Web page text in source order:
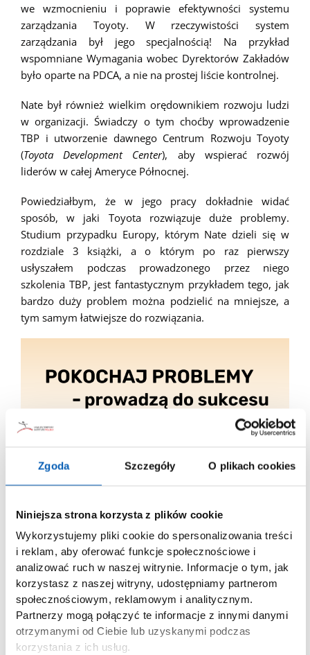
Zgoda Szczegóły O plikach cookies
Niniejsza strona korzysta z plików cookie
Wykorzystujemy pliki cookie do spersonalizowania treści
i reklam, aby oferować funkcje społecznościowe i
analizować ruch w naszej witrynie. Informacje o tym, jak
korzystasz z naszej witryny, udostępniamy partnerom
społecznościowym, reklamowym i analitycznym.
Partnerzy mogą połączyć te informacje z innymi danymi
otrzymanymi od Ciebie lub uzyskanymi podczas
korzystania z ich usług.
we wzmocnieniu i poprawie efektywności systemu
zarządzania Toyoty. W rzeczywistości system
zarządzania był jego specjalnością! Na przykład
wspomniane Wymagania wobec Dyrektorów Zakładów
było oparte na PDCA, a nie na prostej liście kontrolnej.
Nate był również wielkim orędownikiem rozwoju ludzi
w organizacji. Świadczy o tym choćby wprowadzenie
TBP i utworzenie dawnego Centrum Rozwoju Toyoty
(Toyota Development Center), aby wspierać rozwój
liderów w całej Ameryce Północnej.
Powiedziałbym, że w jego pracy dokładnie widać
sposób, w jaki Toyota rozwiązuje duże problemy.
Studium przypadku Europy, którym Nate dzieli się w
rozdziale 3 książki, a o którym po raz pierwszy
usłyszałem podczas prowadzonego przez niego
szkolenia TBP, jest fantastycznym przykładem tego, jak
bardzo duży problem można podzielić na mniejsze, a
tym samym łatwiejsze do rozwiązania.
Interesujące jest to, że Nate jest z wykształcenia
HR-owcem. Jaka jest twoim zdaniem rola HR w
transformacji Lean? Czy z twojego doświadczenia